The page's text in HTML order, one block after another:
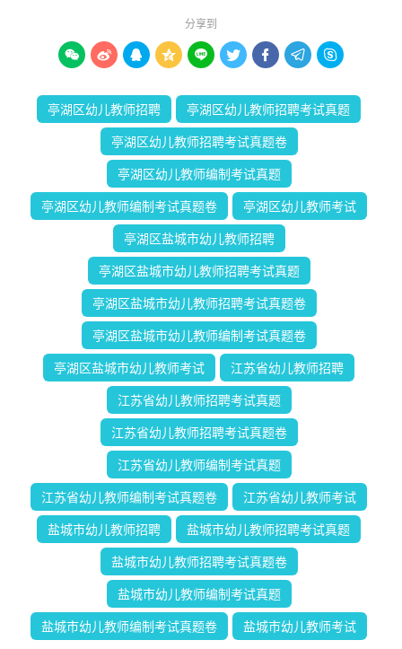
分享到
        
亭湖区幼儿教师招聘 亭湖区幼儿教师招聘考试真题
亭湖区幼儿教师招聘考试真题卷
亭湖区幼儿教师编制考试真题
亭湖区幼儿教师编制考试真题卷 亭湖区幼儿教师考试
亭湖区盐城市幼儿教师招聘
亭湖区盐城市幼儿教师招聘考试真题
亭湖区盐城市幼儿教师招聘考试真题卷
亭湖区盐城市幼儿教师编制考试真题卷
亭湖区盐城市幼儿教师考试 江苏省幼儿教师招聘
江苏省幼儿教师招聘考试真题
江苏省幼儿教师招聘考试真题卷
江苏省幼儿教师编制考试真题
江苏省幼儿教师编制考试真题卷 江苏省幼儿教师考试
盐城市幼儿教师招聘 盐城市幼儿教师招聘考试真题
盐城市幼儿教师招聘考试真题卷
盐城市幼儿教师编制考试真题
盐城市幼儿教师编制考试真题卷 盐城市幼儿教师考试